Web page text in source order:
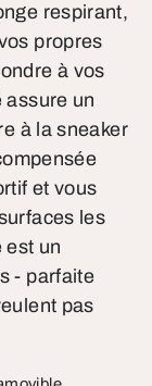
respirant,
propres
à vos
assure un
à la sneaker
et vous
les
est un
- parfaite
pas